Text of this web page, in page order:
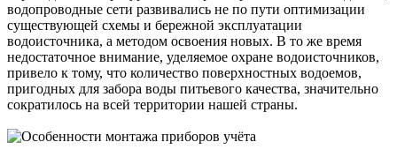
водопроводные сети развивались не по пути оптимизации
существующей схемы и бережной эксплуатации
водоисточника, а методом освоения новых. В то же время
недостаточное внимание, уделяемое охране водоисточников,
привело к тому, что количество поверхностных водоемов,
пригодных для забора воды питьевого качества, значительно
сократилось на всей территории нашей страны.